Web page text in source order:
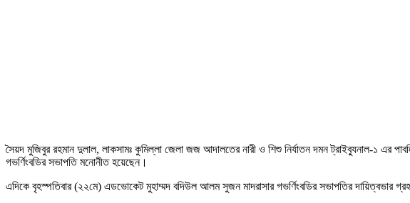
সৈয়দ মুজিবুর রহমান দুলাল, লাকসামঃ কুমিল্লা জেলা জজ আদালতের নারী ও শিশু নির্যাতন দমন ট্রাইব্যুনাল-১ এর
গভর্ণিংবডির সভাপতি মনোনীত হয়েছেন।
এদিকে বৃহস্পতিবার (২২মে) এডভোকেট মুহাম্মদ বদিউল আলম সুজন মাদরাসার গভর্ণিংবডির সভাপতির দায়িত্বভার